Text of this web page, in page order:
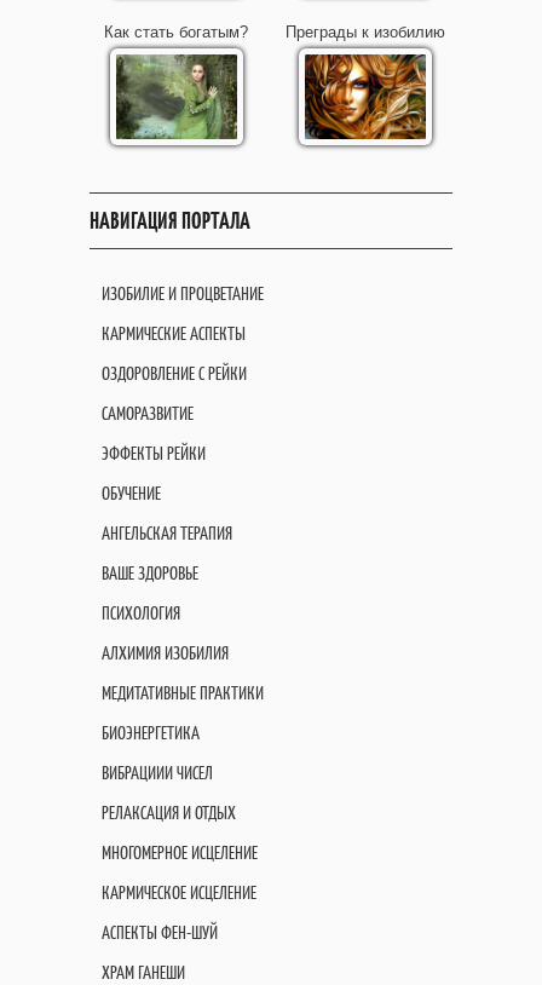
Как стать богатым? Преграды к изобилию
НАВИГАЦИЯ ПОРТАЛА
ИЗОБИЛИЕ И ПРОЦВЕТАНИЕ
КАРМИЧЕСКИЕ АСПЕКТЫ
ОЗДОРОВЛЕНИЕ С РЕЙКИ
САМОРАЗВИТИЕ
ЭФФЕКТЫ РЕЙКИ
ОБУЧЕНИЕ
АНГЕЛЬСКАЯ ТЕРАПИЯ
ВАШЕ ЗДОРОВЬЕ
ПСИХОЛОГИЯ
АЛХИМИЯ ИЗОБИЛИЯ
МЕДИТАТИВНЫЕ ПРАКТИКИ
БИОЭНЕРГЕТИКА
ВИБРАЦИИИ ЧИСЕЛ
РЕЛАКСАЦИЯ И ОТДЫХ
МНОГОМЕРНОЕ ИСЦЕЛЕНИЕ
КАРМИЧЕСКОЕ ИСЦЕЛЕНИЕ
АСПЕКТЫ ФЕН-ШУЙ
ХРАМ ГАНЕШИ